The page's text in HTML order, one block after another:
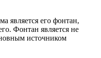
является его фонтан,
Фонтан является не
источником